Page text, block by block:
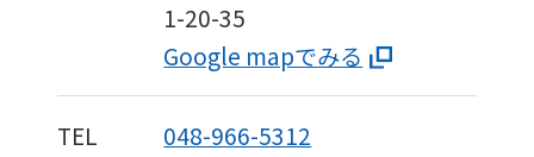
1-20-35
Google mapでみる
TEL 048-966-5312